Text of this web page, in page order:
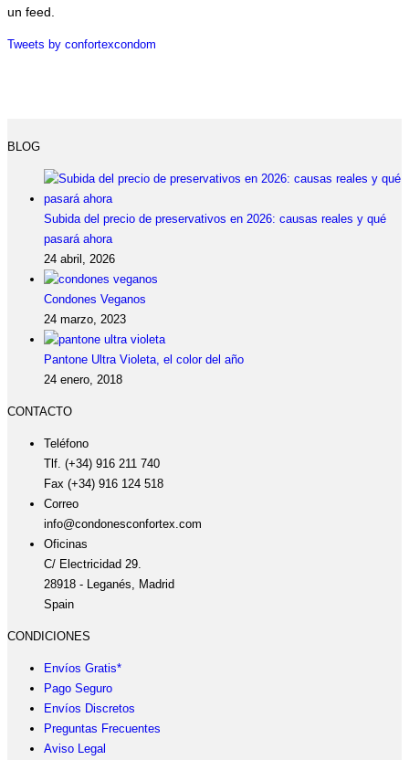
un feed.
Tweets by confortexcondom
BLOG
Subida del precio de preservativos en 2026: causas reales y qué
pasará ahora
24 abril, 2026
Condones Veganos
24 marzo, 2023
Pantone Ultra Violeta, el color del año
24 enero, 2018
CONTACTO
Teléfono
Tlf. (+34) 916 211 740
Fax (+34) 916 124 518
Correo
info@condonesconfortex.com
Oficinas
C/ Electricidad 29.
28918 - Leganés, Madrid
Spain
CONDICIONES
Envíos Gratis*
Pago Seguro
Envíos Discretos
Preguntas Frecuentes
Aviso Legal